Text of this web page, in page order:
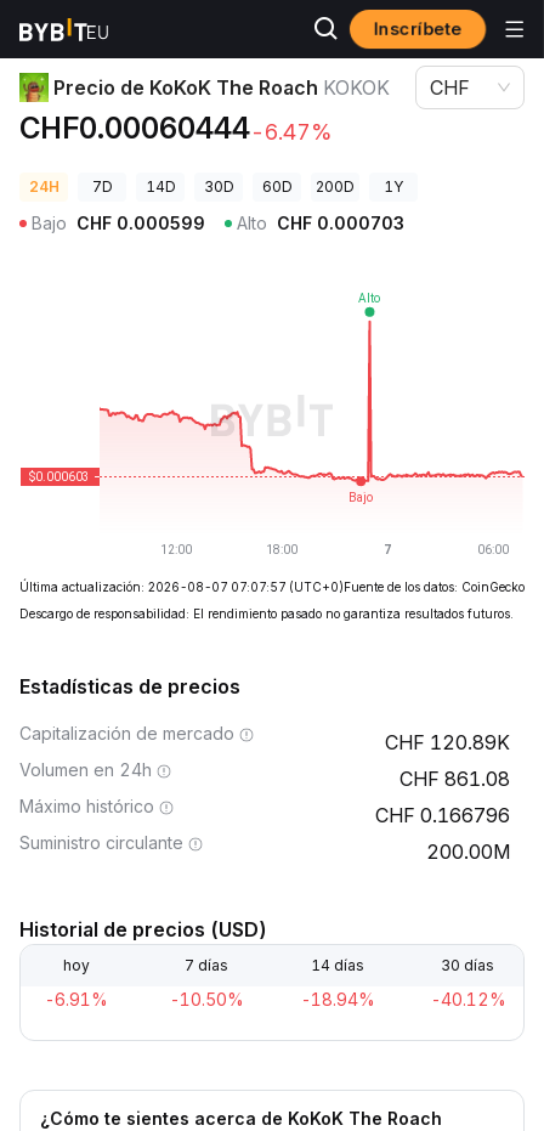
Inscríbete
Precios de Criptomonedas Precio de KoKoK The Roach KOKOK
Precio de KoKoK The Roach KOKOK
CHF0.00060444-6.47%
CHF
24H 7D 14D 30D 60D 200D 1Y
Bajo CHF 0.000599 Alto CHF 0.000703
Última actualización: 2026-08-07 07:07:57 (UTC+0)Fuente de los datos: CoinGecko
Descargo de responsabilidad: El rendimiento pasado no garantiza resultados futuros.
Estadísticas de precios
Capitalización de mercado 120.89K
Volumen en 24h 861.08
Máximo histórico 0.166796
Suministro circulante 200.00M
Historial de precios (USD)
hoy 7 días 14 días 30 días
-6.91% -10.50% -18.94% -40.12%
¿Cómo te sientes acerca de KoKoK The Roach